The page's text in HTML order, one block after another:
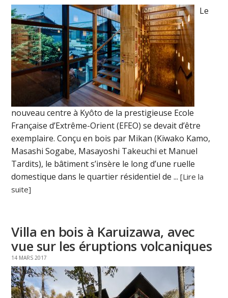
Le
nouveau centre à Kyôto de la prestigieuse Ecole
Française d’Extrême-Orient (EFEO) se devait d’être
exemplaire. Conçu en bois par Mikan (Kiwako Kamo,
Masashi Sogabe, Masayoshi Takeuchi et Manuel
Tardits), le bâtiment s’insère le long d’une ruelle
domestique dans le quartier résidentiel de ...[Lire la
suite]
Villa en bois à Karuizawa, avec
vue sur les éruptions volcaniques
14 MARS 2017